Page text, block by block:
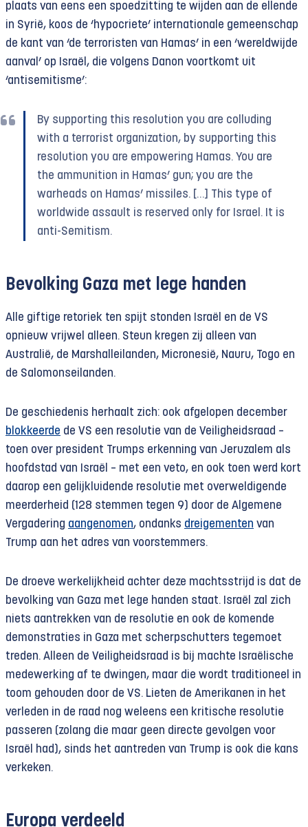
plaats van eens een spoedzitting te wijden aan de ellende
in Syrië, koos de ‘hypocriete’ internationale gemeenschap
de kant van ‘de terroristen van Hamas’ in een ‘wereldwijde
aanval’ op Israël, die volgens Danon voortkomt uit
‘antisemitisme’:
By supporting this resolution you are colluding
with a terrorist organization, by supporting this
resolution you are empowering Hamas. You are
the ammunition in Hamas’ gun; you are the
warheads on Hamas’ missiles. […] This type of
worldwide assault is reserved only for Israel. It is
anti-Semitism.
Bevolking Gaza met lege handen
Alle giftige retoriek ten spijt stonden Israël en de VS
opnieuw vrijwel alleen. Steun kregen zij alleen van
Australië, de Marshalleilanden, Micronesië, Nauru, Togo en
de Salomonseilanden.
De geschiedenis herhaalt zich: ook afgelopen december
blokkeerde de VS een resolutie van de Veiligheidsraad –
toen over president Trumps erkenning van Jeruzalem als
hoofdstad van Israël – met een veto, en ook toen werd kort
daarop een gelijkluidende resolutie met overweldigende
meerderheid (128 stemmen tegen 9) door de Algemene
Vergadering aangenomen, ondanks dreigementen van
Trump aan het adres van voorstemmers.
De droeve werkelijkheid achter deze machtsstrijd is dat de
bevolking van Gaza met lege handen staat. Israël zal zich
niets aantrekken van de resolutie en ook de komende
demonstraties in Gaza met scherpschutters tegemoet
treden. Alleen de Veiligheidsraad is bij machte Israëlische
medewerking af te dwingen, maar die wordt traditioneel in
toom gehouden door de VS. Lieten de Amerikanen in het
verleden in de raad nog weleens een kritische resolutie
passeren (zolang die maar geen directe gevolgen voor
Israël had), sinds het aantreden van Trump is ook die kans
verkeken.
Europa verdeeld